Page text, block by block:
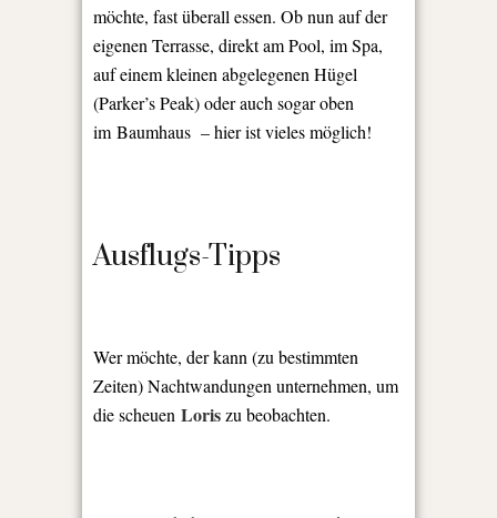
möchte, fast überall essen. Ob nun auf der
eigenen Terrasse, direkt am Pool, im Spa,
auf einem kleinen abgelegenen Hügel
(Parker’s Peak) oder auch sogar oben
im Baumhaus – hier ist vieles möglich!
Ausflugs-Tipps
Wer möchte, der kann (zu bestimmten
Zeiten) Nachtwandungen unternehmen, um
die scheuen Loriszu beobachten.